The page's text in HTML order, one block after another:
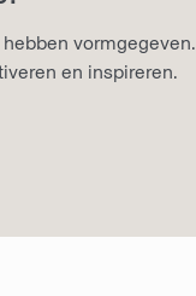
vormgegeven.
en inspireren.